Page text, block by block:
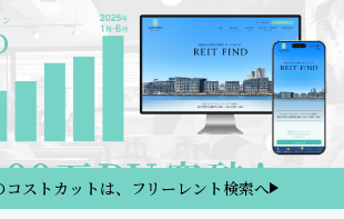
コストカットは、フリーレント検索へ